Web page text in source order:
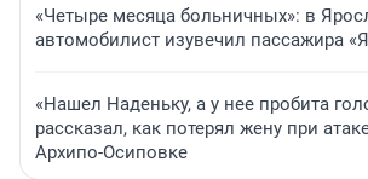
«Четыре месяца больничных»: в
автомобилист изувечил пассажира
«Нашел Наденьку, а у нее пробита
рассказал, как потерял жену при
Архипо-Осиповке